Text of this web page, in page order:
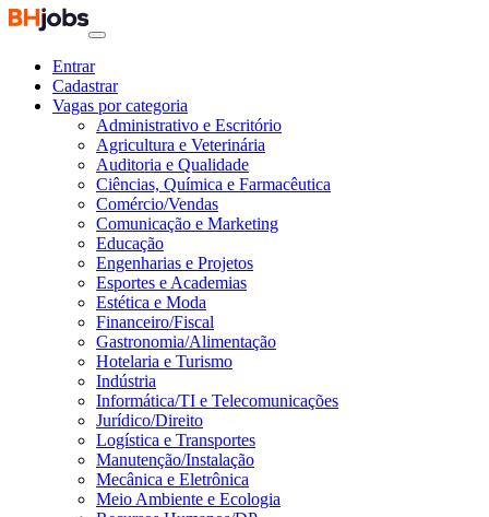
Entrar
Cadastrar
Vagas por categoria
Administrativo e Escritório
Agricultura e Veterinária
Auditoria e Qualidade
Ciências, Química e Farmacêutica
Comércio/Vendas
Comunicação e Marketing
Educação
Engenharias e Projetos
Esportes e Academias
Estética e Moda
Financeiro/Fiscal
Gastronomia/Alimentação
Hotelaria e Turismo
Indústria
Informática/TI e Telecomunicações
Jurídico/Direito
Logística e Transportes
Manutenção/Instalação
Mecânica e Eletrônica
Meio Ambiente e Ecologia